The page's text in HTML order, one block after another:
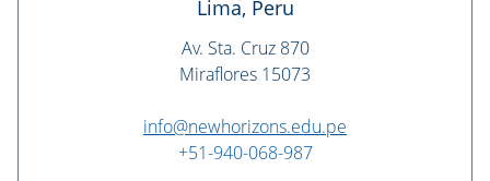
Lima, Peru
Av. Sta. Cruz 870
Miraflores 15073
info@newhorizons.edu.pe
+51-940-068-987